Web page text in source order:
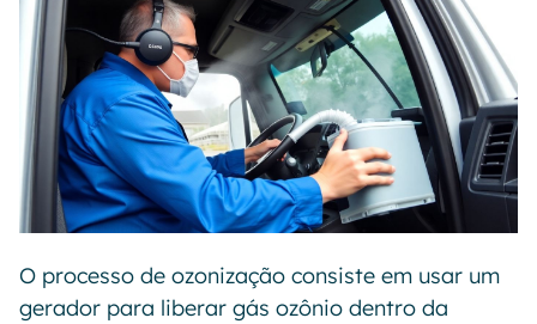
O processo de ozonização consiste em usar um
gerador para liberar gás ozônio dentro da